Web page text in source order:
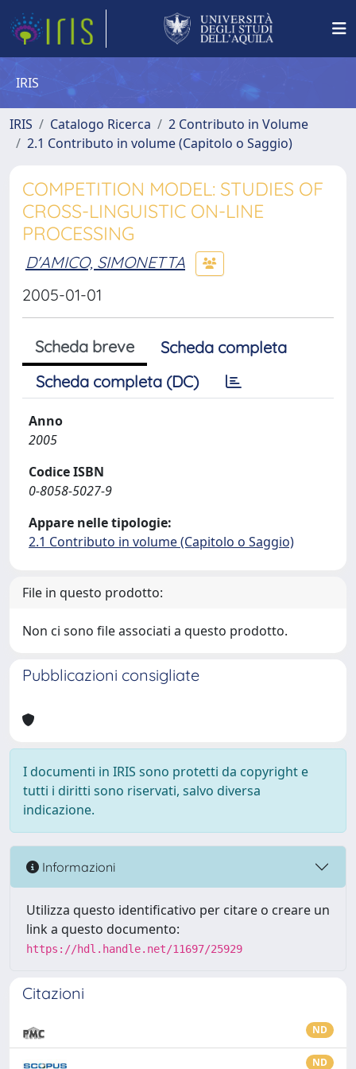
IRIS
IRIS Catalogo Ricerca
2 Contributo in Volume
2.1 Contributo in volume (Capitolo o Saggio)
COMPETITION MODEL: STUDIES OF
CROSS-LINGUISTIC ON-LINE
PROCESSING
D'AMICO, SIMONETTA
2005-01-01
Scheda breve
Scheda completa
Scheda completa (DC)
Anno
2005
Codice ISBN
0-8058-5027-9
Appare nelle tipologie:
2.1 Contributo in volume (Capitolo o Saggio)
File in questo prodotto:
Non ci sono file associati a questo prodotto.
Pubblicazioni consigliate
I documenti in IRIS sono protetti da copyright e
tutti i diritti sono riservati, salvo diversa
indicazione.
Informazioni
Utilizza questo identificativo per citare o creare un
link a questo documento:
https://hdl.handle.net/11697/25929
Citazioni
ND
ND